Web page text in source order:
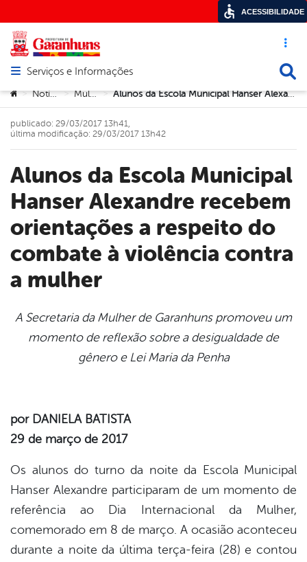
Acesso
Abrir menu principal de navegação
Serviços e Informações
Você está aqui:
> Notícias > Mulher > Alunos da Escola Municipal Hanser Alexandre recebem orientações a respeito do combate à violência contra a mulher
Alunos da Escola Municipal
Hanser Alexandre recebem
orientações a respeito do
combate à violência contra
a mulher
publicado: 29/03/2017 13h41,
última modificação: 29/03/2017 13h42
A Secretaria da Mulher de Garanhuns promoveu um
momento de reflexão sobre a desigualdade de
gênero e Lei Maria da Penha
por DANIELA BATISTA
29 de março de 2017
Os alunos do turno da noite da Escola Municipal
Hanser Alexandre participaram de um momento de
referência ao Dia Internacional da Mulher,
comemorado em 8 de março. A ocasião aconteceu
durante a noite da última terça-feira (28) e contou
ACESSIBILIDADE